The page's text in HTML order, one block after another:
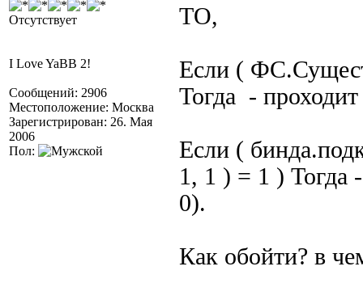
Отсутствует
I Love YaBB 2!
Сообщений: 2906
Местоположение: Москва
Зарегистрирован: 26. Мая
2006
Пол:
ТО,
Если (
Тогда -
Если (
1, 1 ) = 1 ) Тогда
0).
Как обойти? в